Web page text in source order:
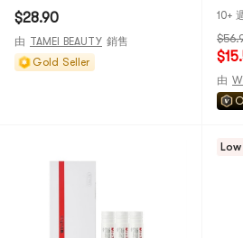
$28.90
由 TAMEI BEAUTY 銷售
Gold Seller
潤
大
10+
由